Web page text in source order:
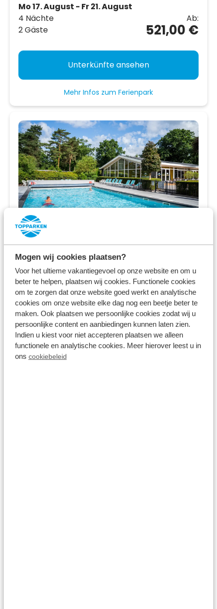
Mogen wij cookies plaatsen?
Voor het ultieme vakantiegevoel op onze website en om u
beter te helpen, plaatsen wij cookies. Functionele cookies
om te zorgen dat onze website goed werkt en analytische
cookies om onze website elke dag nog een beetje beter te
maken. Ook plaatsen we persoonlijke cookies zodat wij u
persoonlijke content en aanbiedingen kunnen laten zien.
Indien u kiest voor niet accepteren plaatsen we alleen
functionele en analytische cookies. Meer hierover leest u in
ons cookiebeleid
Mo 17. August - Fr 21. August
4 Nächte
2 Gäste
Ab:
521,00 €
Unterkünfte ansehen
Mehr Infos zum Ferienpark
Resort Bosvallei
Ede, Gelderland
8.0 1085 Bewertungen
Familienpark in den Wäldern der Veluwe
Ferienhäuser, Campingplätze und
Safarizelte
Verschiedene Innen- und Außenanlagen